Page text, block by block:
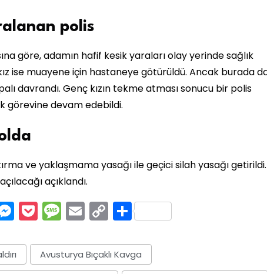
polis
göre, adamın hafif kesik yaraları olay yerinde sağlık
ise muayene için hastaneye götürüldü. Ancak burada
davrandı. Genç kızın tekme atması sonucu bir polis
görevine devam edebildi.
ve yaklaşmama yasağı ile geçici silah yasağı getirildi.
açıklandı.
Messenger
Pocket
Message
EmailCopy
Share
Avusturya Bıçaklı Kavga